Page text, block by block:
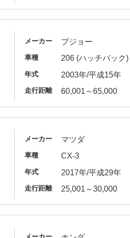
メーカー プジョー
車種 206 (ハッチバック)
年式 2003年/平成15年
走行距離 60,001～65,000
メーカー マツダ
車種 CX-3
年式 2017年/平成29年
走行距離 25,001～30,000